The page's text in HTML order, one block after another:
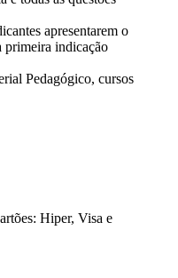
apresentarem o
primeira indicação
Pedagógico, cursos
Hiper, Visa e